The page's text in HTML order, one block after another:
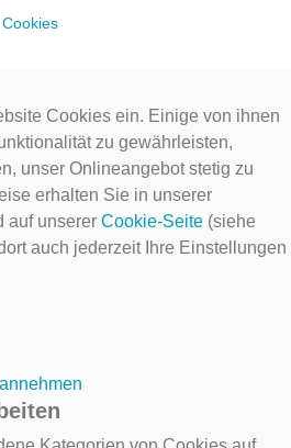
Cookies
Cookies ein. Einige von ihnen
zu gewährleisten,
unser Onlineangebot stetig zu
erhalten Sie in unserer
auf unserer Cookie-Seite (siehe
auch jederzeit Ihre Einstellungen